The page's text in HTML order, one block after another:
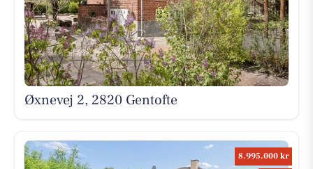
Øxnevej 2, 2820 Gentofte
8.995.000 kr